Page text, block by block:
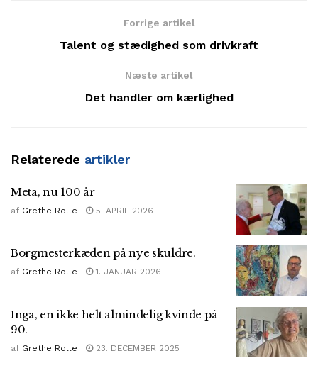
Forrige artikel
Talent og stædighed som drivkraft
Næste artikel
Det handler om kærlighed
Relaterede artikler
Meta, nu 100 år
af Grethe Rolle 5. APRIL 2026
Borgmesterkæden på nye skuldre.
af Grethe Rolle 1. JANUAR 2026
Inga, en ikke helt almindelig kvinde på
90.
af Grethe Rolle 23. DECEMBER 2025